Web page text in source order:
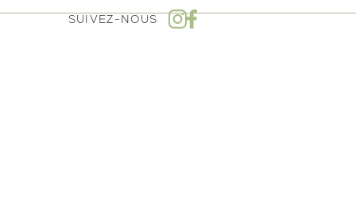
SUIVEZ-NOUS